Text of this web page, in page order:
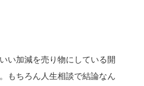
い加減を売り物にしている開
もちろん人生相談で結論なん